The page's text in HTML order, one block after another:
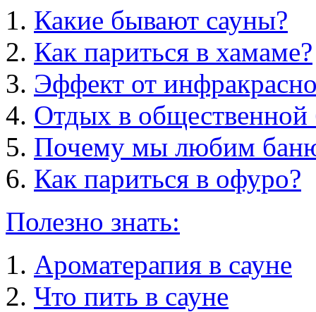
Какие бывают сауны?
Как париться в хамаме?
Эффект от
Отдых в общественной
Почему мы любим
Как париться в офуро?
Полезно знать:
Ароматерапия в сауне
Что пить в сауне